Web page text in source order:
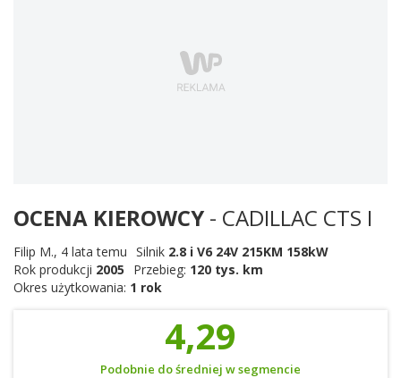
OCENA KIEROWCY - CADILLAC CTS I
Filip M., 4 lata temu Silnik 2.8 i V6 24V 215KM 158kW
Rok produkcji 2005 Przebieg: 120 tys. km
Okres użytkowania: 1 rok
4,29
Podobnie do średniej w segmencie